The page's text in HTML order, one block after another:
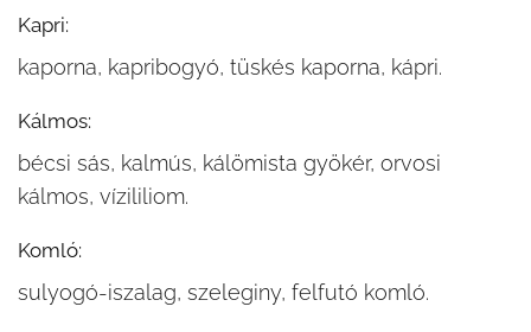
Kapri:
kaporna, kapribogyó, tüskés kaporna, kápri.
Kálmos:
bécsi sás, kalmús, kálömista gyökér, orvosi
kálmos, vízililiom.
Komló:
sulyogó-iszalag, szeleginy, felfutó komló.